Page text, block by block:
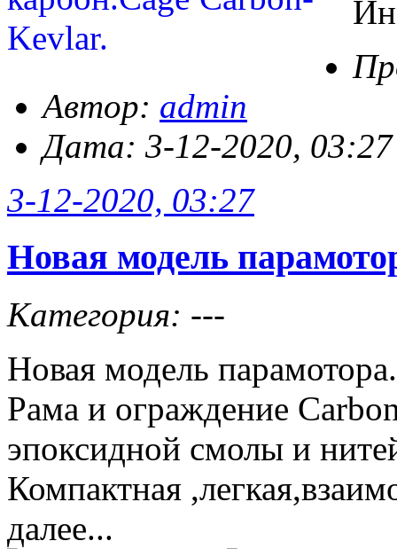
Автор: admin
Дата: 3-12-2020, 03:27
3-12-2020, 03:27
Новая модель
Категория: ---
Новая модель парамотора.
Рама и ограждение
эпоксидной смолы и
Компактная
далее...